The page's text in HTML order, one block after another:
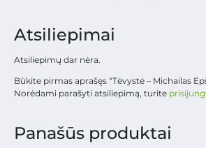
Atsiliepimai
Atsiliepimų dar nėra.
Būkite pirmas aprašęs “Tėvystė – Michailas
Norėdami parašyti atsiliepimą, turite
Panašūs produktai